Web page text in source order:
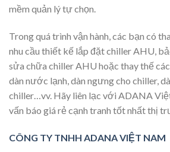
mềm quản lý tự chọn.
Trong quá trình vận hành, các bạn có
nhu cầu thiết kế lắp đặt chiller AHU,
sửa chữa chiller AHU hoặc thay thế
dàn nước lạnh, dàn ngưng cho chiller,
chiller…vv. Hãy liên lạc với ADANA
vấn báo giá rẻ cạnh tranh tốt nhất thị
CÔNG TY TNHH ADANA VIỆT NAM